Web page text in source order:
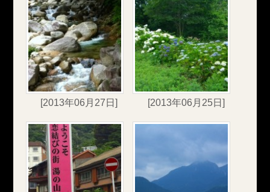
[2013年06月27日] [2013年06月25日]